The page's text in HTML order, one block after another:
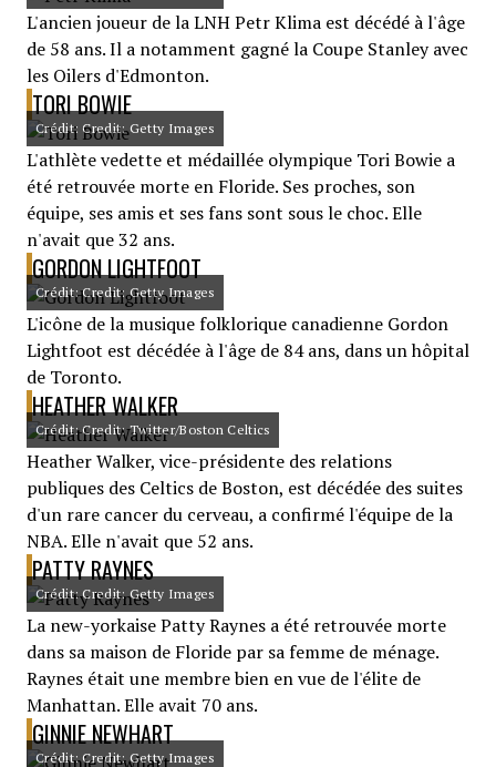
L'ancien joueur de la LNH Petr Klima est décédé à l'âge
de 58 ans. Il a notamment gagné la Coupe Stanley avec
les Oilers d'Edmonton.
TORI BOWIE
Crédit: Credit: Getty Images
L'athlète vedette et médaillée olympique Tori Bowie a
été retrouvée morte en Floride. Ses proches, son
équipe, ses amis et ses fans sont sous le choc. Elle
n'avait que 32 ans.
GORDON LIGHTFOOT
Crédit: Credit: Getty Images
L'icône de la musique folklorique canadienne Gordon
Lightfoot est décédée à l'âge de 84 ans, dans un hôpital
de Toronto.
HEATHER WALKER
Crédit: Credit: Twitter/Boston Celtics
Heather Walker, vice-présidente des relations
publiques des Celtics de Boston, est décédée des suites
d'un rare cancer du cerveau, a confirmé l'équipe de la
NBA. Elle n'avait que 52 ans.
PATTY RAYNES
Crédit: Credit: Getty Images
La new-yorkaise Patty Raynes a été retrouvée morte
dans sa maison de Floride par sa femme de ménage.
Raynes était une membre bien en vue de l'élite de
Manhattan. Elle avait 70 ans.
GINNIE NEWHART
Crédit: Credit: Getty Images